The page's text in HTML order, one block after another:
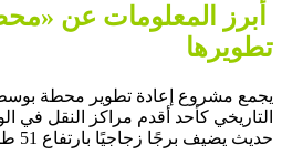
أبرز المعلومات عن
تطويرها
يجمع مشروع إعادة تطوير محطة بوسطن
التاريخي كأحد أقدم مراكز النقل في
حديث يضيف برجًا زجاجيًا بارتفاع 51 طابقًا.